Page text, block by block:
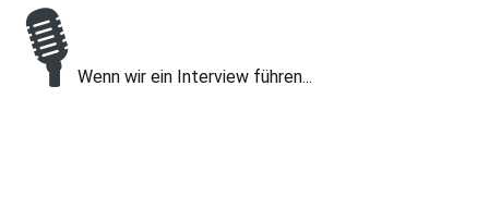
🎙 Wenn wir ein Interview führen...